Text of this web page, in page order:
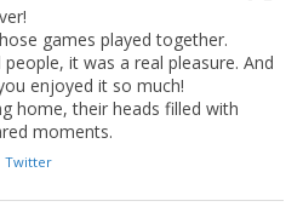
games played together.
it was a real pleasure. And
enjoyed it so much!
home, their heads filled with
moments.
Twitter